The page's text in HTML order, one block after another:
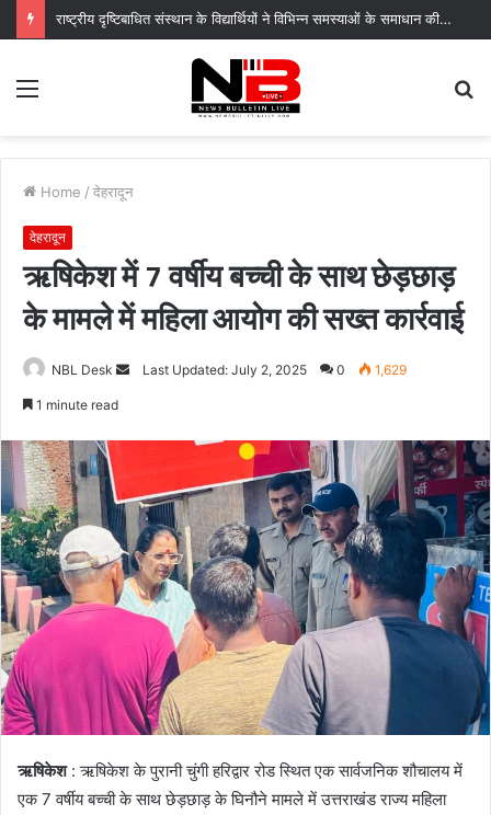
राष्ट्रीय दृष्टिबाधित संस्थान के विद्यार्थियों ने विभिन्न समस्याओं के समाधान की उठाई मांग
Menu
Home / देहरादून
देहरादून
ऋषिकेश में 7 वर्षीय बच्ची के साथ छेड़छाड़
के मामले में महिला आयोग की सख्त कार्रवाई
NBL Desk
SendLast Updated: July 2, 2025 0 1,629
1 minute read
ऋषिकेश: ऋषिकेश के पुरानी चुंगी हरिद्वार रोड स्थित एक सार्वजनिक शौचालय में
एक 7 वर्षीय बच्ची के साथ छेड़छाड़ के घिनौने मामले में उत्तराखंड राज्य महिला